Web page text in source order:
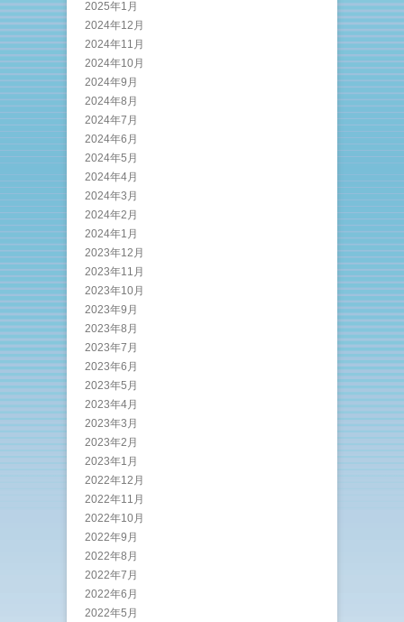
2025年1月
2024年12月
2024年11月
2024年10月
2024年9月
2024年8月
2024年7月
2024年6月
2024年5月
2024年4月
2024年3月
2024年2月
2024年1月
2023年12月
2023年11月
2023年10月
2023年9月
2023年8月
2023年7月
2023年6月
2023年5月
2023年4月
2023年3月
2023年2月
2023年1月
2022年12月
2022年11月
2022年10月
2022年9月
2022年8月
2022年7月
2022年6月
2022年5月